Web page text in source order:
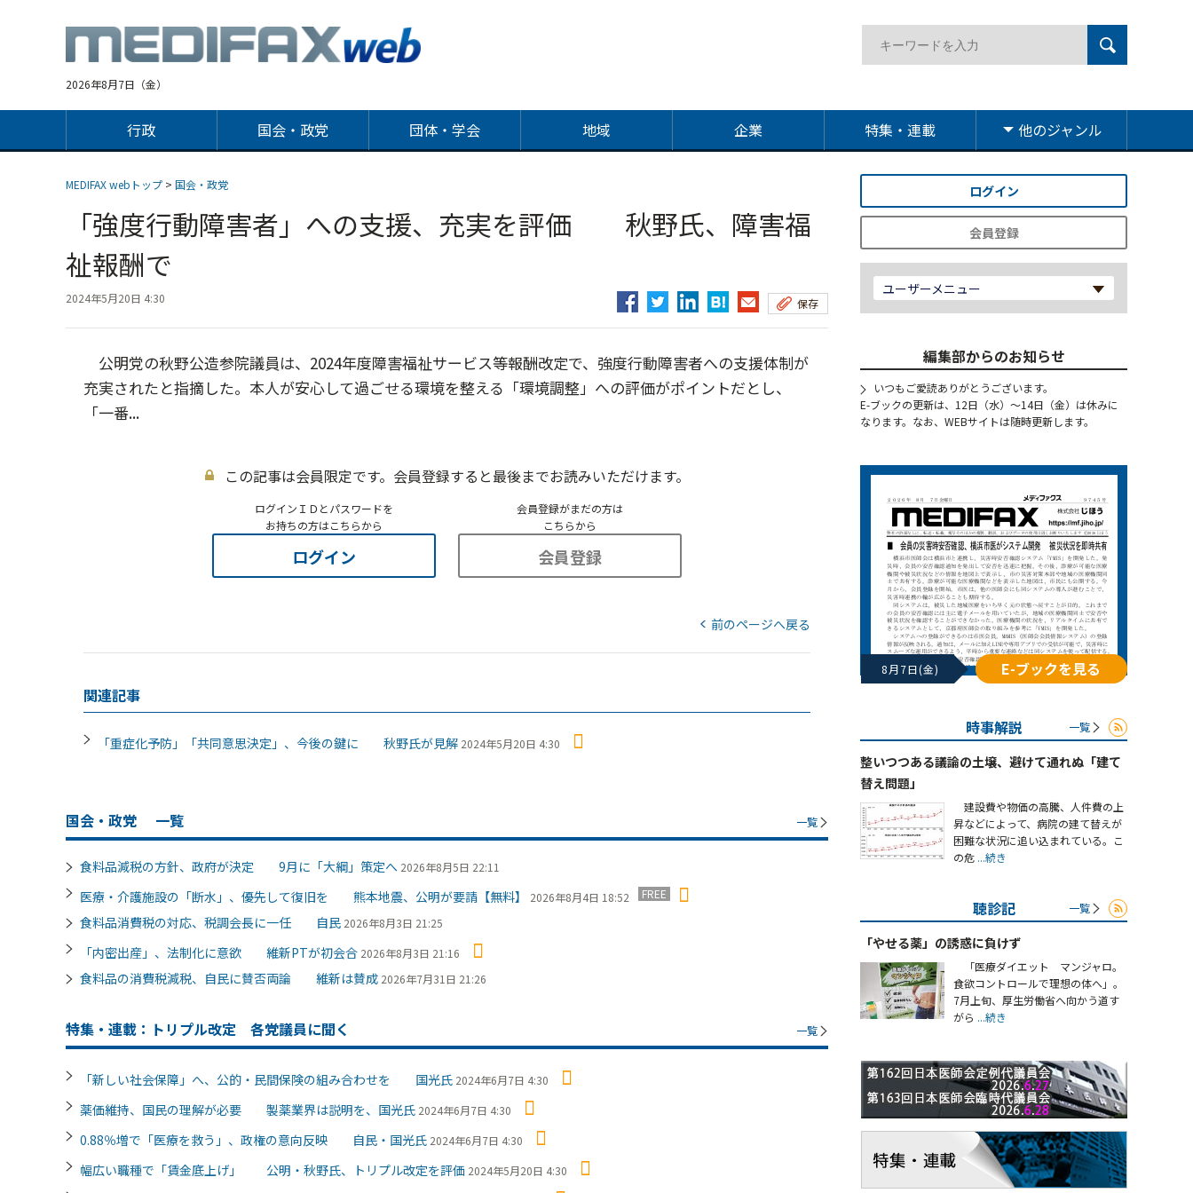
2026年8月7日（金）
行政 国会・政党 団体・学会 地域 企業 特集・連載 他のジャンル
MEDIFAX webトップ > 国会・政党
「強度行動障害者」への支援、充実を評価 秋野氏、障害福
祉報酬で
2024年5月20日 4:30 保存
公明党の秋野公造参院議員は、2024年度障害福祉サービス等報酬改定で、強度行動障害者への支援体制が
充実されたと指摘した。本人が安心して過ごせる環境を整える「環境調整」への評価がポイントだとし、
「一番...
この記事は会員限定です。会員登録すると最後までお読みいただけます。
ログインＩＤとパスワードを
お持ちの方はこちらから
ログイン
会員登録がまだの方は
こちらから
会員登録
前のページへ戻る
関連記事
「重症化予防」「共同意思決定」、今後の鍵に 秋野氏が見解 2024年5月20日 4:30
国会・政党 一覧 一覧
食料品減税の方針、政府が決定 9月に「大綱」策定へ 2026年8月5日 22:11
医療・介護施設の「断水」、優先して復旧を 熊本地震、公明が要請【無料】 2026年8月4日 18:52 FREE
食料品消費税の対応、税調会長に一任 自民 2026年8月3日 21:25
「内密出産」、法制化に意欲 維新PTが初会合 2026年8月3日 21:16
食料品の消費税減税、自民に賛否両論 維新は賛成 2026年7月31日 21:26
特集・連載：トリプル改定 各党議員に聞く 一覧
「新しい社会保障」へ、公的・民間保険の組み合わせを 国光氏 2024年6月7日 4:30
薬価維持、国民の理解が必要 製薬業界は説明を、国光氏 2024年6月7日 4:30
0.88％増で「医療を救う」、政権の意向反映 自民・国光氏 2024年6月7日 4:30
幅広い職種で「賃金底上げ」 公明・秋野氏、トリプル改定を評価 2024年5月20日 4:30
ログイン
会員登録
ユーザーメニュー
編集部からのお知らせ
いつもご愛読ありがとうございます。
E-ブックの更新は、12日（水）～14日（金）は休みに
なります。なお、WEBサイトは随時更新します。
8月7日(金) E-ブックを見る
時事解説 一覧
整いつつある議論の土壌、避けて通れぬ「建て
替え問題」
建設費や物価の高騰、人件費の上
昇などによって、病院の建て替えが
困難な状況に追い込まれている。こ
の危 ...続き
聴診記 一覧
「やせる薬」の誘惑に負けず
「医療ダイエット マンジャロ。
食欲コントロールで理想の体へ」。
7月上旬、厚生労働省へ向かう道す
がら ...続き